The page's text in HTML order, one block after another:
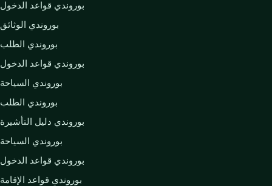
بوروندي قواعد الدخول
بوروندي الوثائق
بوروندي الطلب
بوروندي قواعد الدخول
بوروندي السياحة
بوروندي الطلب
بوروندي دليل التأشيرة
بوروندي السياحة
بوروندي قواعد الدخول
بوروندي قواعد الإقامة